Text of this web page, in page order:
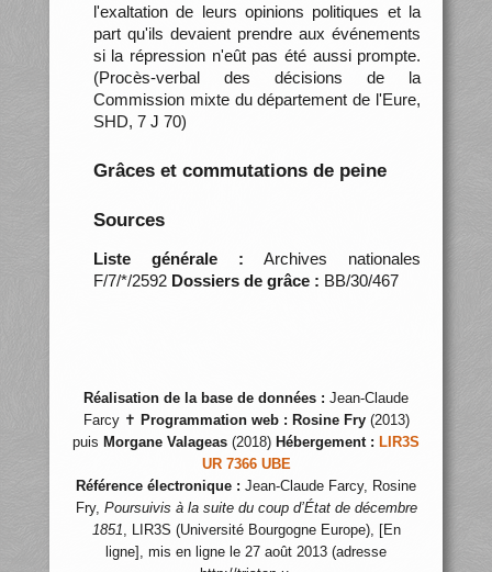
l'exaltation de leurs opinions politiques et la
part qu'ils devaient prendre aux événements
si la répression n'eût pas été aussi prompte.
(Procès-verbal des décisions de la
Commission mixte du département de l'Eure,
SHD, 7 J 70)
Grâces et commutations de peine
Sources
Liste générale : Archives nationales
F/7/*/2592 Dossiers de grâce : BB/30/467
Réalisation de la base de données : Jean-Claude
Farcy ✝ Programmation web : Rosine Fry(2013)
puis Morgane Valageas (2018) Hébergement : LIR3S
UR 7366 UBE
Référence électronique : Jean-Claude Farcy, Rosine
Fry, Poursuivis à la suite du coup d’État de décembre
1851, LIR3S (Université Bourgogne Europe), [En
ligne], mis en ligne le 27 août 2013 (adresse